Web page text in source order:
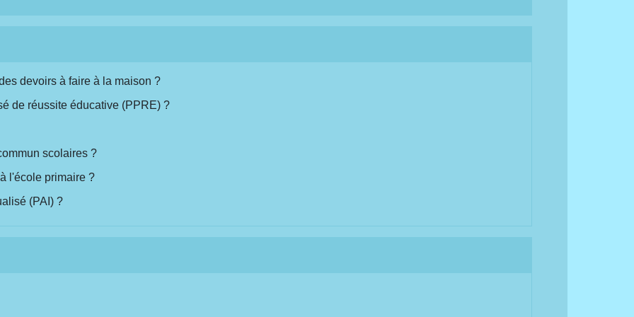
devoirs à faire à la maison ?
de réussite éducative (PPRE) ?
scolaires ?
l'école primaire ?
(PAI) ?